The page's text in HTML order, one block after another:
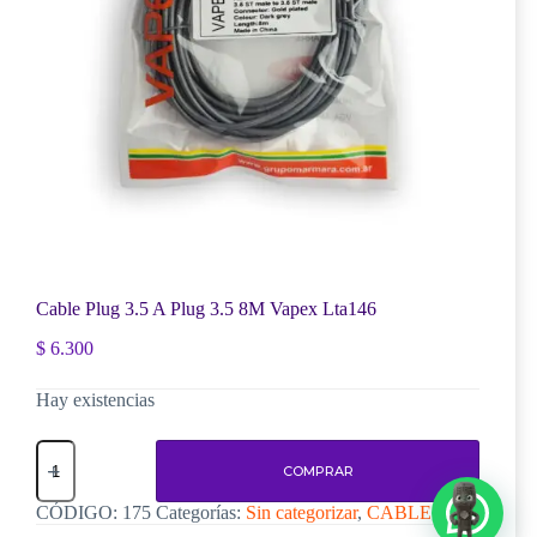
Cable Plug 3.5 A Plug 3.5 8M Vapex Lta146
$ 6.300
Hay existencias
Cable
Plug
A
COMPRAR
CÓDIGO: 175 Categorías: Sin categorizar, CABLES